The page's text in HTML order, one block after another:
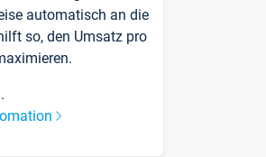
automatisch an die
so, den Umsatz pro
.